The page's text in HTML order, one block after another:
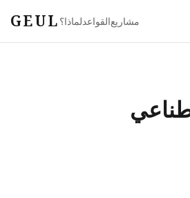
GEUL لماذا؟القواعدمشاريع